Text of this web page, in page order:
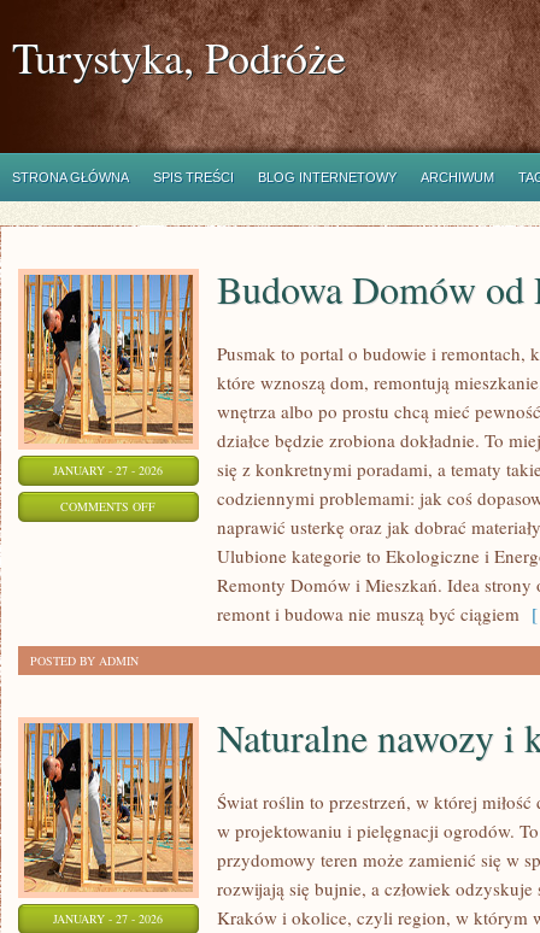
Turystyka, Podróże
STRONA GŁÓWNA SPIS TREŚCI BLOG INTERNETOWY ARCHIWUM
JANUARY - 27 - 2026
COMMENTS OFFON
Budowa Domów od
Pusmak to portal o budowie i remontach,
które wznoszą dom, remontują
wnętrza albo po prostu chcą mieć
działce będzie zrobiona dokładnie. To
się z konkretnymi poradami, a tematy
codziennymi problemami: jak coś
naprawić usterkę oraz jak dobrać
Ulubione kategorie to Ekologiczne i
Remonty Domów i Mieszkań. Idea strony
remont i budowa nie muszą być ciągiem
POSTED BY ADMIN
JANUARY - 27 - 2026
Naturalne nawozy i
Świat roślin to przestrzeń, w której
w projektowaniu i pielęgnacji ogrodów.
przydomowy teren może zamienić się w
rozwijają się bujnie, a człowiek
Kraków i okolice, czyli region, w którym